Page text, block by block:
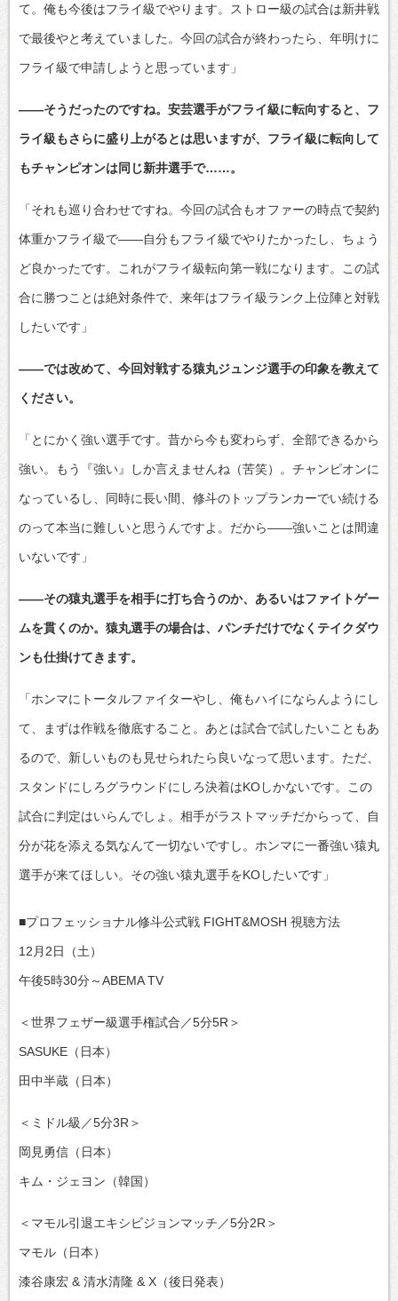
て。俺も今後はフライ級でやります。ストロー級の試合は新井戦
で最後やと考えていました。今回の試合が終わったら、年明けに
フライ級で申請しようと思っています」
――そうだったのですね。安芸選手がフライ級に転向すると、フ
ライ級もさらに盛り上がるとは思いますが、フライ級に転向して
もチャンピオンは同じ新井選手で……。
「それも巡り合わせですね。今回の試合もオファーの時点で契約
体重かフライ級で――自分もフライ級でやりたかったし、ちょう
ど良かったです。これがフライ級転向第一戦になります。この試
合に勝つことは絶対条件で、来年はフライ級ランク上位陣と対戦
したいです」
――では改めて、今回対戦する猿丸ジュンジ選手の印象を教えて
ください。
「とにかく強い選手です。昔から今も変わらず、全部できるから
強い。もう『強い』しか言えませんね（苦笑）。チャンピオンに
なっているし、同時に長い間、修斗のトップランカーでい続ける
のって本当に難しいと思うんですよ。だから――強いことは間違
いないです」
――その猿丸選手を相手に打ち合うのか、あるいはファイトゲー
ムを貫くのか。猿丸選手の場合は、パンチだけでなくテイクダウ
ンも仕掛けてきます。
「ホンマにトータルファイターやし、俺もハイにならんようにし
て、まずは作戦を徹底すること。あとは試合で試したいこともあ
るので、新しいものも見せられたら良いなって思います。ただ、
スタンドにしろグラウンドにしろ決着はKOしかないです。この
試合に判定はいらんでしょ。相手がラストマッチだからって、自
分が花を添える気なんて一切ないですし。ホンマに一番強い猿丸
選手が来てほしい。その強い猿丸選手をKOしたいです」
■プロフェッショナル修斗公式戦 FIGHT&MOSH 視聴方法
12月2日（土）
午後5時30分～ABEMA TV
＜世界フェザー級選手権試合／5分5R＞
SASUKE（日本）
田中半蔵（日本）
＜ミドル級／5分3R＞
岡見勇信（日本）
キム・ジェヨン（韓国）
＜マモル引退エキシビジョンマッチ／5分2R＞
マモル（日本）
漆谷康宏 & 清水清隆 & X（後日発表）